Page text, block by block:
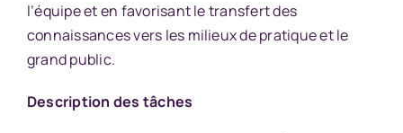
l’équipe et en favorisant le transfert des
connaissances vers les milieux de pratique et le
grand public.
Description des tâches